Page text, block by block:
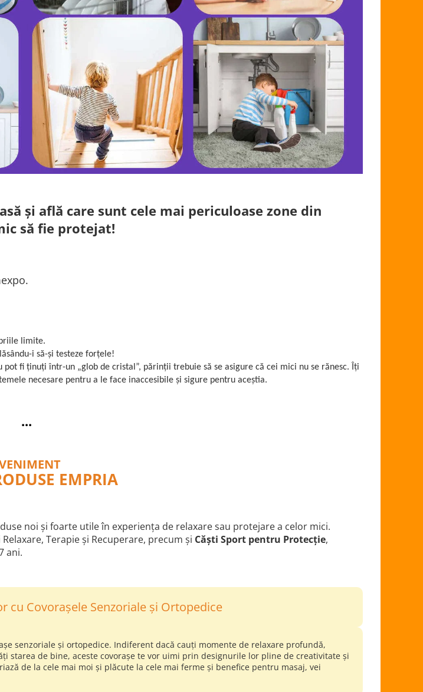
și află care sunt cele mai periculoase zone din
să fie protejat!
limite.
i să-și testeze forțele!
fi ținuți într-un „glob de cristal”, părinții trebuie să se asigure că cei mici nu se rănesc. Îți
necesare pentru a le face inaccesibile și sigure pentru aceștia.
...
EMPRIA
noi și foarte utile în experiența de relaxare sau protejare a celor mici.
Terapie și Recuperare, precum și Căști Sport pentru Protecție,
ani.
cu Covorașele Senzoriale și Ortopedice
senzoriale și ortopedice. Indiferent dacă cauți momente de relaxare profundă,
de bine, aceste covorașe te vor uimi prin designurile lor pline de creativitate și
de la cele mai moi și plăcute la cele mai ferme și benefice pentru masaj, vei